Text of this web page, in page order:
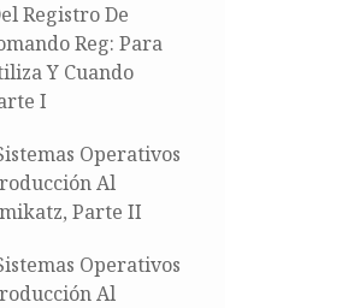
Registro De
Reg: Para
Y Cuando
I
Operativos
Al
Parte II
Operativos
Al